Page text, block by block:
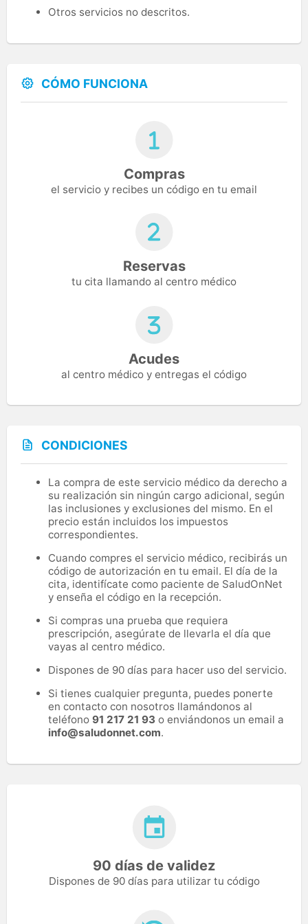
Otros servicios no descritos.
CÓMO FUNCIONA
Compras
el servicio y recibes un código en tu email
Reservas
tu cita llamando al centro médico
Acudes
al centro médico y entregas el código
CONDICIONES
La compra de este servicio médico da derecho a
su realización sin ningún cargo adicional, según
las inclusiones y exclusiones del mismo. En el
precio están incluidos los impuestos
correspondientes.
Cuando compres el servicio médico, recibirás un
código de autorización en tu email. El día de la
cita, identifícate como paciente de SaludOnNet
y enseña el código en la recepción.
Si compras una prueba que requiera
prescripción, asegúrate de llevarla el día que
vayas al centro médico.
Dispones de 90 días para hacer uso del servicio.
Si tienes cualquier pregunta, puedes ponerte
en contacto con nosotros llamándonos al
teléfono 91 217 21 93 o enviándonos un email a
info@saludonnet.com.
90 días de validez
Dispones de 90 días para utilizar tu código